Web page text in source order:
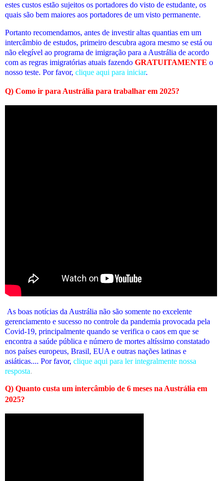
estes custos estão sujeitos os portadores do visto de estudante, os
quais são bem maiores aos portadores de um visto permanente.
Portanto recomendamos, antes de investir altas quantias em um
intercâmbio de estudos, primeiro descubra agora mesmo se está ou
não elegível ao programa de imigração para a Austrália de acordo
com as regras imigratórias atuais fazendo GRATUITAMENTE o
nosso teste. Por favor, clique aqui para iniciar.
Q) Como ir para Austrália para trabalhar em 2025?
As boas notícias da Austrália não são somente no excelente
gerenciamento e sucesso no controle da pandemia provocada pela
Covid-19, principalmente quando se verifica o caos em que se
encontra a saúde pública e número de mortes altíssimo constatado
nos países europeus, Brasil, EUA e outras nações latinas e
asiáticas.... Por favor, clique aqui para ler integralmente nossa
resposta.
Q) Quanto custa um intercâmbio de 6 meses na Austrália em
2025?